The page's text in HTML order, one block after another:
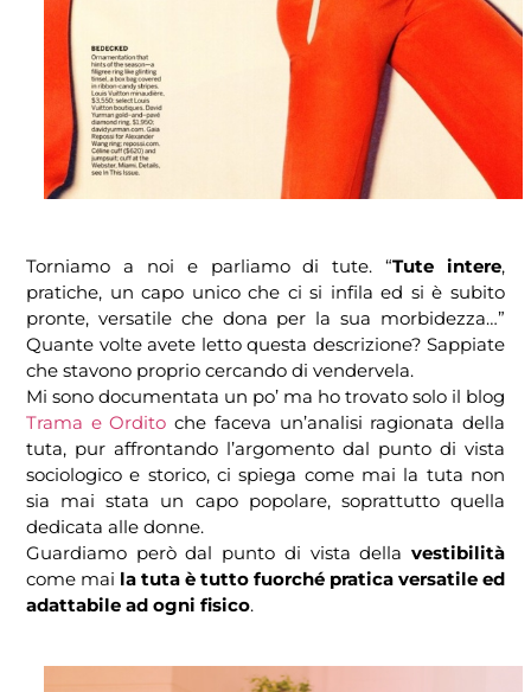
Torniamo a noi e parliamo di tute. “Tute intere,
pratiche, un capo unico che ci si infila ed si è subito
pronte, versatile che dona per la sua morbidezza…”
Quante volte avete letto questa descrizione? Sappiate
che stavono proprio cercando di vendervela.
Mi sono documentata un po’ ma ho trovato solo il blog
Trama e Ordito che faceva un’analisi ragionata della
tuta, pur affrontando l’argomento dal punto di vista
sociologico e storico, ci spiega come mai la tuta non
sia mai stata un capo popolare, soprattutto quella
dedicata alle donne.
Guardiamo però dal punto di vista della vestibilità
come mai la tuta è tutto fuorché pratica versatile ed
adattabile ad ogni fisico.